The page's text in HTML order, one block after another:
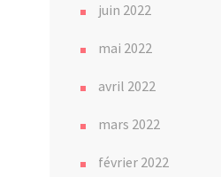
juin 2022
mai 2022
avril 2022
mars 2022
février 2022